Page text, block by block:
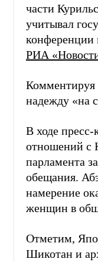
части
учитывал
конференции
РИА
Комментируя
надежду «на
В ходе
отношений с
парламента
обещания.
намерение
женщин в
Отметим,
Шикотан и